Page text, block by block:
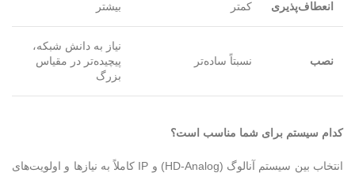
انعطاف‌پذیری کمتر بیشتر
نصب نسبتاً ساده‌تر
نیاز به دانش شبکه،
پیچیده‌تر در مقیاس
بزرگ
کدام سیستم برای شما مناسب است؟
انتخاب بین سیستم آنالوگ (HD-Analog) و IP کاملاً به نیازها و اولویت‌های